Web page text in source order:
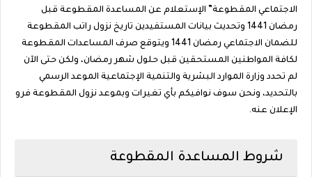
الاجتماعي المقطوعة” الإستعلام عن المساعدة المقطوعة قبل
رمضان 1441 وتحديث بيانات المستفيدين تاريخ نزول راتب المقطوعة
للضمان الاجتماعي رمضان 1441 ويتوقع صرف المساعدات المقطوعة
لكافة المواطنين المستحقين قبل حلول شهر رمضان، ولكن حتى الآن
لم تحدد وزارة الموارد البشرية والتنمية الإجتماعية الموعد الرسمي
بالتحديد، ونحن سوف نوافيكم بأي تغيرات وبموعد نزول المقطوعة فرو
الإعلان عنه.
شروط المساعدة المقطوعة